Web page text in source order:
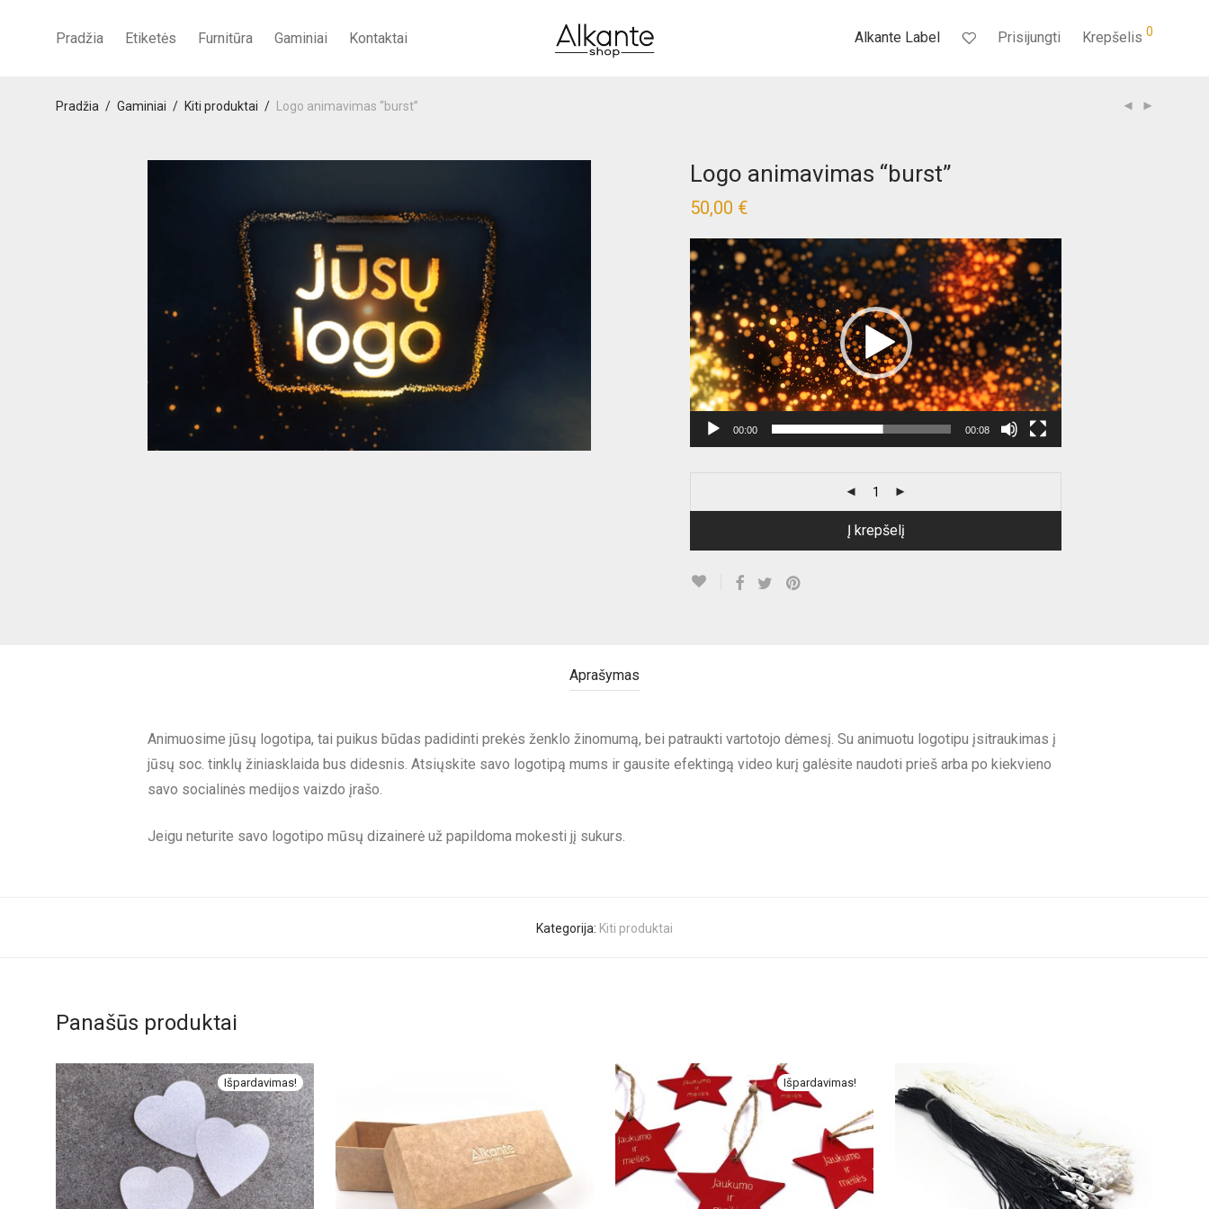
Pradžia Etiketės Furnitūra Gaminiai Kontaktai Alkante Label Prisijungti Krepšelis 0
Pradžia / Gaminiai / Kiti produktai / Logo animavimas “burst”
Logo animavimas “burst”
50,00 €
Video
grotuvas
00:00 00:08
Į krepšelį
Aprašymas
Animuosime jūsų logotipa, tai puikus būdas padidinti prekės ženklo žinomumą, bei patraukti vartotojo dėmesį. Su animuotu logotipu įsitraukimas į
jūsų soc. tinklų žiniasklaida bus didesnis. Atsiųskite savo logotipą mums ir gausite efektingą video kurį galėsite naudoti prieš arba po kiekvieno
savo socialinės medijos vaizdo įrašo.
Jeigu neturite savo logotipo mūsų dizainerė už papildoma mokesti jį sukurs.
Kategorija: Kiti produktai
Panašūs produktai
Išpardavimas! Išpardavimas!